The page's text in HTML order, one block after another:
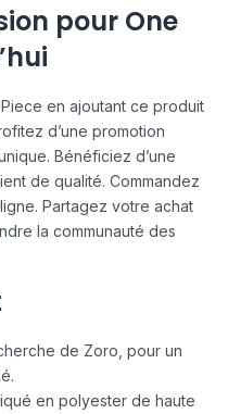
pour One
en ajoutant ce produit
d’une promotion
Bénéficiez d’une
de qualité. Commandez
Partagez votre achat
la communauté des
de Zoro, pour un
en polyester de haute